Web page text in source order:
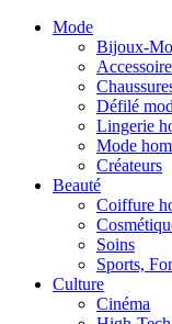
Mode
Bijoux-
Défilé
Lingerie
Mode
Créateurs
Beauté
Coiffure
Soins
Sports,
Culture
Cinéma